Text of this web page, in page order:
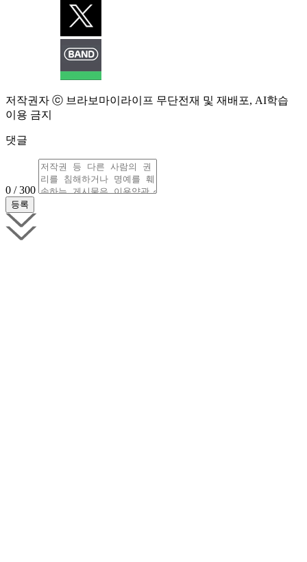
저작권자 ⓒ 브라보마이라이프 무단전재 및 재배포, AI학습
이용 금지
댓글
0 / 300